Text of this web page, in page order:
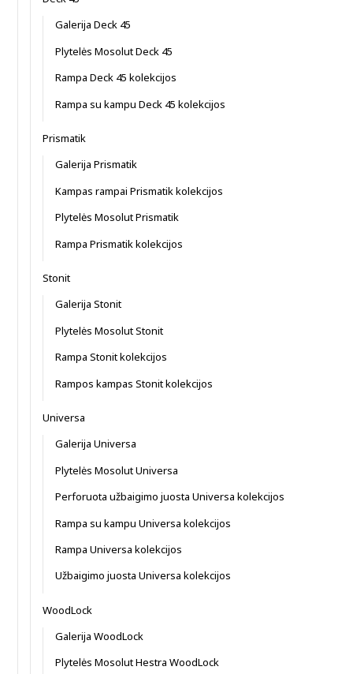
Galerija Deck 45
Plytelės Mosolut Deck 45
Rampa Deck 45 kolekcijos
Rampa su kampu Deck 45 kolekcijos
Prismatik
Galerija Prismatik
Kampas rampai Prismatik kolekcijos
Plytelės Mosolut Prismatik
Rampa Prismatik kolekcijos
Stonit
Galerija Stonit
Plytelės Mosolut Stonit
Rampa Stonit kolekcijos
Rampos kampas Stonit kolekcijos
Universa
Galerija Universa
Plytelės Mosolut Universa
Perforuota užbaigimo juosta Universa kolekcijos
Rampa su kampu Universa kolekcijos
Rampa Universa kolekcijos
Užbaigimo juosta Universa kolekcijos
WoodLock
Galerija WoodLock
Plytelės Mosolut Hestra WoodLock